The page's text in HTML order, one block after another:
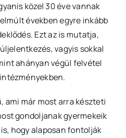
közel 30 éve vannak
években egyre inkább
Ezt az is mutatja,
vagyis sokkal
ahányan végül felvétel
ami már most arra készteti
gondoljanak gyermekeik
hogy alaposan fontolják